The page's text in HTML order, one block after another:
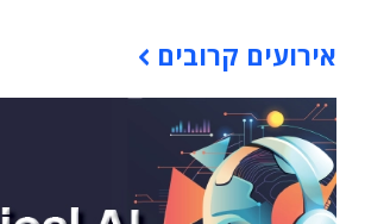
אירועים קרובים